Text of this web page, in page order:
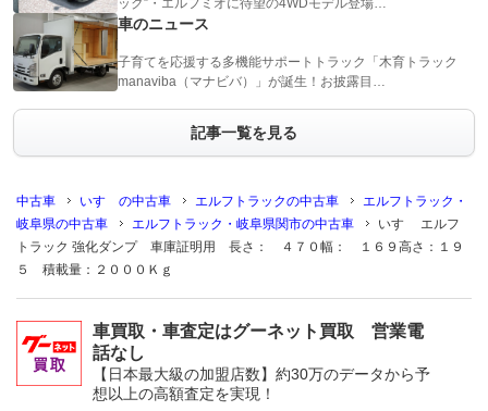
ック”・エルフミオに待望の4WDモデル登場…
車のニュース
子育てを応援する多機能サポートトラック「木育トラック
manaviba（マナビバ）」が誕生！お披露目…
記事一覧を見る
中古車 いすゞの中古車 エルフトラックの中古車
エルフトラック・
岐阜県の中古車
エルフトラック・岐阜県関市の中古車
いすゞ エルフ
トラック 強化ダンプ 車庫証明用 長さ： ４７０幅： １６９高さ：１９
５ 積載量：２０００Ｋｇ
車買取・車査定はグーネット買取 営業電
話なし
【日本最大級の加盟店数】約30万のデータから予
想以上の高額査定を実現！